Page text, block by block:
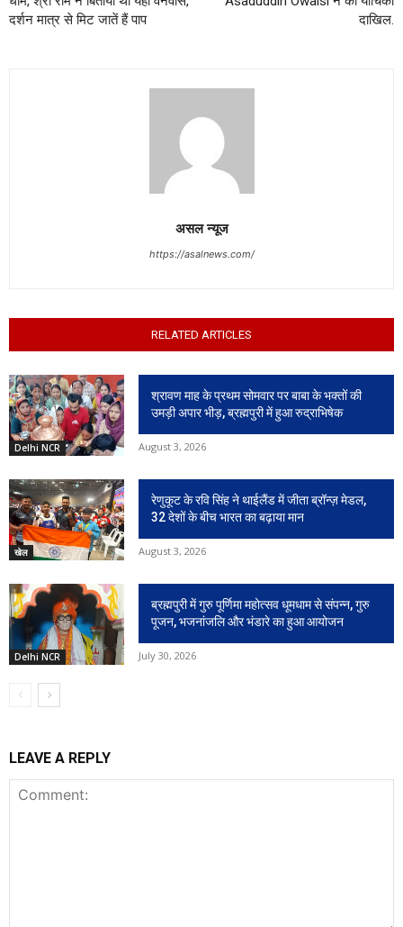
दर्शन मात्र से मिट जातें हैं पाप
दाखिल.
असल न्यूज
https://asalnews.com/
RELATED ARTICLES
Delhi NCR
श्रावण माह के प्रथम सोमवार पर बाबा के भक्तों की
उमड़ी अपार भीड़, ब्रह्मपुरी में हुआ रुद्राभिषेक
August 3, 2026
खेल
रेणुकूट के रवि सिंह ने थाईलैंड में जीता ब्रॉन्ज़ मेडल,
32 देशों के बीच भारत का बढ़ाया मान
August 3, 2026
Delhi NCR
ब्रह्मपुरी में गुरु पूर्णिमा महोत्सव धूमधाम से संपन्न, गुरु
पूजन, भजनांजलि और भंडारे का हुआ आयोजन
July 30, 2026
LEAVE A REPLY